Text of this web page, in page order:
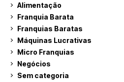
Alimentação
Franquia Barata
Franquias Baratas
Máquinas Lucrativas
Micro Franquias
Negócios
Sem categoria